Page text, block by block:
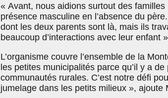
« Avant, nous aidions surtout des
présence masculine en l’absence du
dont les deux parents sont là, mais ils
beaucoup d’interactions avec leur enfant
L’organisme couvre l’ensemble de la
les petites municipalités parce qu’il y a
communautés rurales. C’est notre défi
jumelage dans les petits milieux », ajoute